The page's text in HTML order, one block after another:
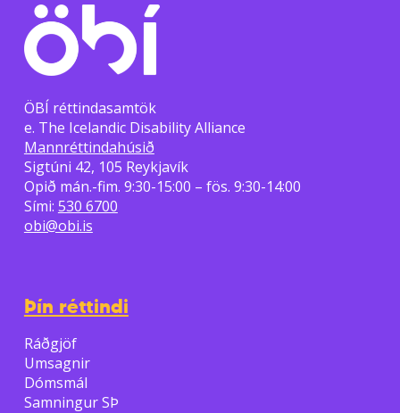
ÖBÍ réttindasamtök
e. The Icelandic Disability Alliance
Mannréttindahúsið
Sigtúni 42, 105 Reykjavík
Opið mán.-fim. 9:30-15:00 – fös. 9:30-14:00
Sími: 530 6700
obi@obi.is
Þín réttindi
Ráðgjöf
Umsagnir
Dómsmál
Samningur SÞ